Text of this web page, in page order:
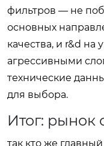
фильтров — не
основных
качества, и r&d на
агрессивными
технические
для выбора.
Итог: рынок
так кто же